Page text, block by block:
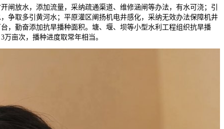
放水，添加流量，采纳疏通渠道、维修涵闸等办法，有水可浇；引
争取多引黄河水；平原灌区阐扬机电井感化，采纳无效办法保障机井
，勤奋添加抗旱播种面积。塘、堰、坝等小型水利工程组织抗旱播
亩次，播种进度取常年相当。